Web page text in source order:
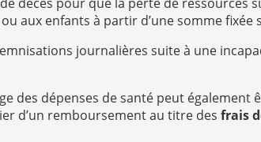
aux enfants à partir d’une somme
journalières suite à une
des dépenses de santé peut
d’un remboursement au titre des frais